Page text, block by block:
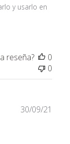
y usarlo en
reseña?
0
0
30/09/21